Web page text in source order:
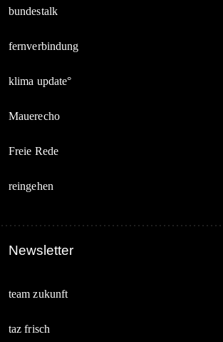
bundestalk
fernverbindung
klima update°
Mauerecho
Freie Rede
reingehen
Newsletter
team zukunft
taz frisch